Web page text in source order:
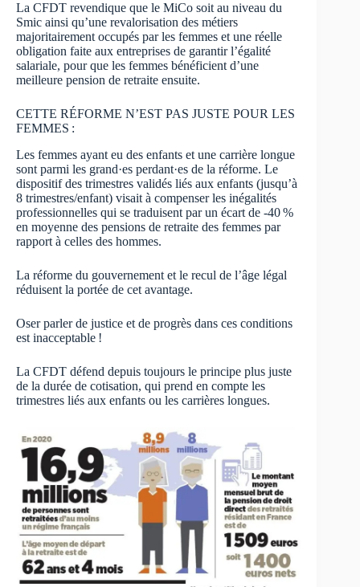
La CFDT revendique que le MiCo soit au niveau du
Smic ainsi qu’une revalorisation des métiers
majoritairement occupés par les femmes et une réelle
obligation faite aux entreprises de garantir l’égalité
salariale, pour que les femmes bénéficient d’une
meilleure pension de retraite ensuite.
CETTE RÉFORME N’EST PAS JUSTE POUR LES
FEMMES :
Les femmes ayant eu des enfants et une carrière longue
sont parmi les grand·es perdant·es de la réforme. Le
dispositif des trimestres validés liés aux enfants (jusqu’à
8 trimestres/enfant) visait à compenser les inégalités
professionnelles qui se traduisent par un écart de -40 %
en moyenne des pensions de retraite des femmes par
rapport à celles des hommes.
La réforme du gouvernement et le recul de l’âge légal
réduisent la portée de cet avantage.
Oser parler de justice et de progrès dans ces conditions
est inacceptable !
La CFDT défend depuis toujours le principe plus juste
de la durée de cotisation, qui prend en compte les
trimestres liés aux enfants ou les carrières longues.